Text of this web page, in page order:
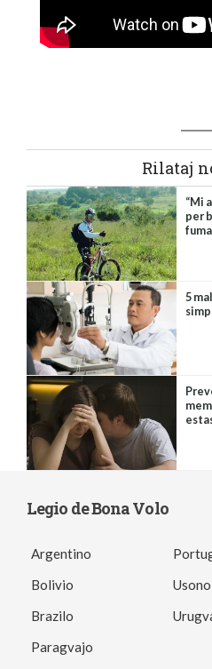
Rilataj
“Mi
per
5
Legio de Bona Volo
Argentino
Bolivio
Brazilo
Paragvajo
Usono